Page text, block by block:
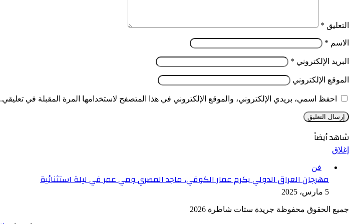
التعليق *
الاسم *
البريد الإلكتروني *
الموقع الإلكتروني
احفظ اسمي، بريدي الإلكتروني، والموقع الإلكتروني في هذا المتصفح لاستخدامها المرة المقبلة في تعليقي.
شاهد أيضاً
إغلاق
فن
مهرجان العراق الدولي يكرم عمار الكوفي، ماجد المصري ومي عمر في ليلة استثنائية
5 مارس، 2025
جميع الحقوق محفوظة جريدة ستات شاطرة 2026